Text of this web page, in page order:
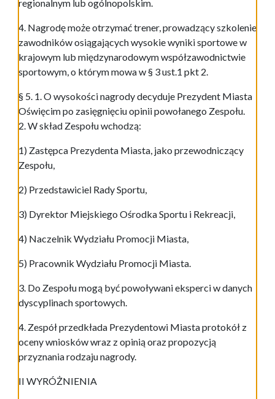
regionalnym lub ogólnopolskim.
4. Nagrodę może otrzymać trener, prowadzący szkolenie
zawodników osiągających wysokie wyniki sportowe w
krajowym lub międzynarodowym współzawodnictwie
sportowym, o którym mowa w § 3 ust.1 pkt 2.
§ 5. 1. O wysokości nagrody decyduje Prezydent Miasta
Oświęcim po zasięgnięciu opinii powołanego Zespołu.
2. W skład Zespołu wchodzą:
1) Zastępca Prezydenta Miasta, jako przewodniczący
Zespołu,
2) Przedstawiciel Rady Sportu,
3) Dyrektor Miejskiego Ośrodka Sportu i Rekreacji,
4) Naczelnik Wydziału Promocji Miasta,
5) Pracownik Wydziału Promocji Miasta.
3. Do Zespołu mogą być powoływani eksperci w danych
dyscyplinach sportowych.
4. Zespół przedkłada Prezydentowi Miasta protokół z
oceny wniosków wraz z opinią oraz propozycją
przyznania rodzaju nagrody.
II WYRÓŻNIENIA